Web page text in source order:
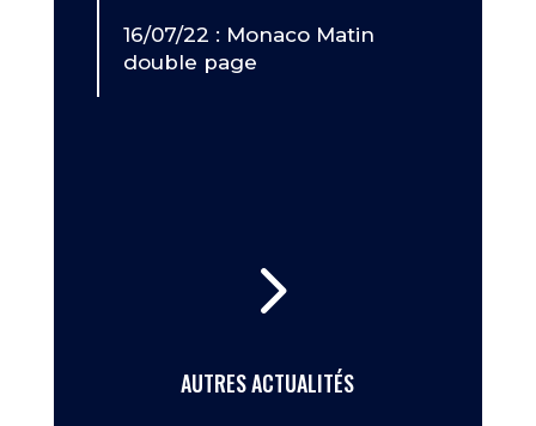
16/07/22 : Monaco Matin
double page
5
AUTRES ACTUALITÉS